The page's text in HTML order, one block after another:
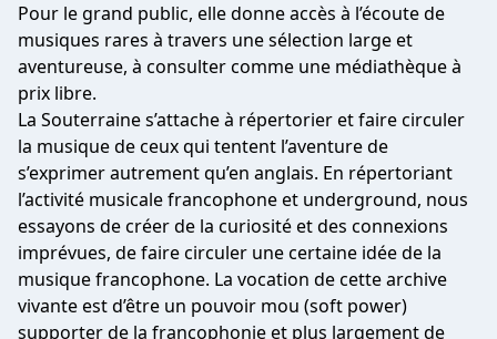
Pour le grand public, elle donne accès à l’écoute de
musiques rares à travers une sélection large et
aventureuse, à consulter comme une médiathèque à
prix libre.
La Souterraine s’attache à répertorier et faire circuler
la musique de ceux qui tentent l’aventure de
s’exprimer autrement qu’en anglais. En répertoriant
l’activité musicale francophone et underground, nous
essayons de créer de la curiosité et des connexions
imprévues, de faire circuler une certaine idée de la
musique francophone. La vocation de cette archive
vivante est d’être un pouvoir mou (soft power)
supporter de la francophonie et plus largement de